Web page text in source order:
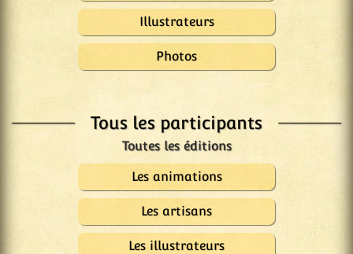
Illustrateurs
Photos
Tous les participants
Les animations
Les artisans
Les illustrateurs